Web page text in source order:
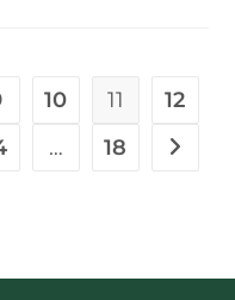
10 11
12
… 18